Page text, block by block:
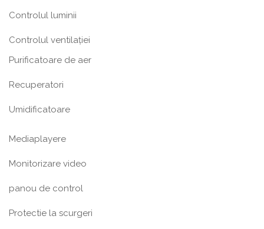
Controlul luminii
Controlul ventilației
Purificatoare de aer
Recuperatori
Umidificatoare
Mediaplayere
Monitorizare video
panou de control
Protectie la scurgeri